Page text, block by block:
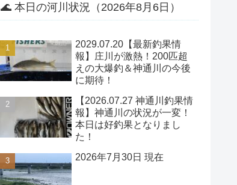
🌊 本日の河川状況（2026年8月6日）
2029.07.20【最新釣果情
報】庄川が激熱！200匹超
えの大爆釣＆神通川の今後
に期待！
【2026.07.27 神通川釣果情
報】神通川の状況が一変！
本日は好釣果となりまし
た！
2026年7月30日 現在